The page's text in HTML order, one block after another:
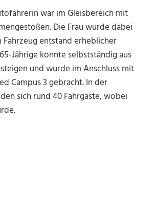
war im Gleisbereich mit
Die Frau wurde dabei
entstand erheblicher
Jährige konnte selbstständig aus
und wurde im Anschluss mit
Campus 3 gebracht. In der
sich rund 40 Fahrgäste, wobei